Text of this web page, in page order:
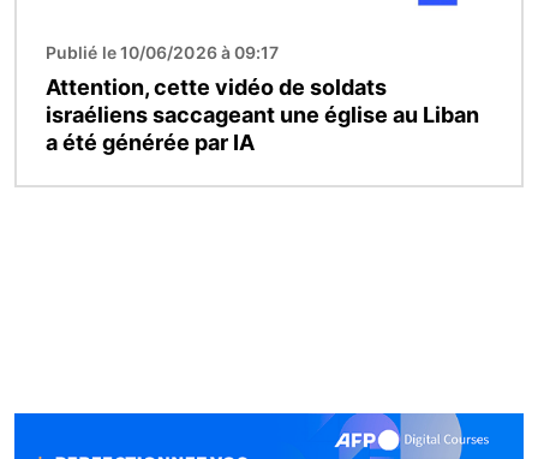
Publié le 10/06/2026 à 09:17
Attention, cette vidéo de soldats
israéliens saccageant une église au Liban
a été générée par IA